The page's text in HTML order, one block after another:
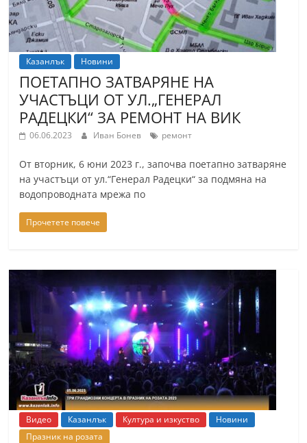
Казанлък Новини
ПОЕТАПНО ЗАТВАРЯНЕ НА
УЧАСТЪЦИ ОТ УЛ.„ГЕНЕРАЛ
РАДЕЦКИ“ ЗА РЕМОНТ НА ВИК
06.06.2023 Иван Бонев ремонт
От вторник, 6 юни 2023 г., започва поетапно затваряне
на участъци от ул.“Генерал Радецки“ за подмяна на
водопроводната мрежа по
Прочетете повече
Видео Казанлък Култура и изкуство
Новини
Празник на розата